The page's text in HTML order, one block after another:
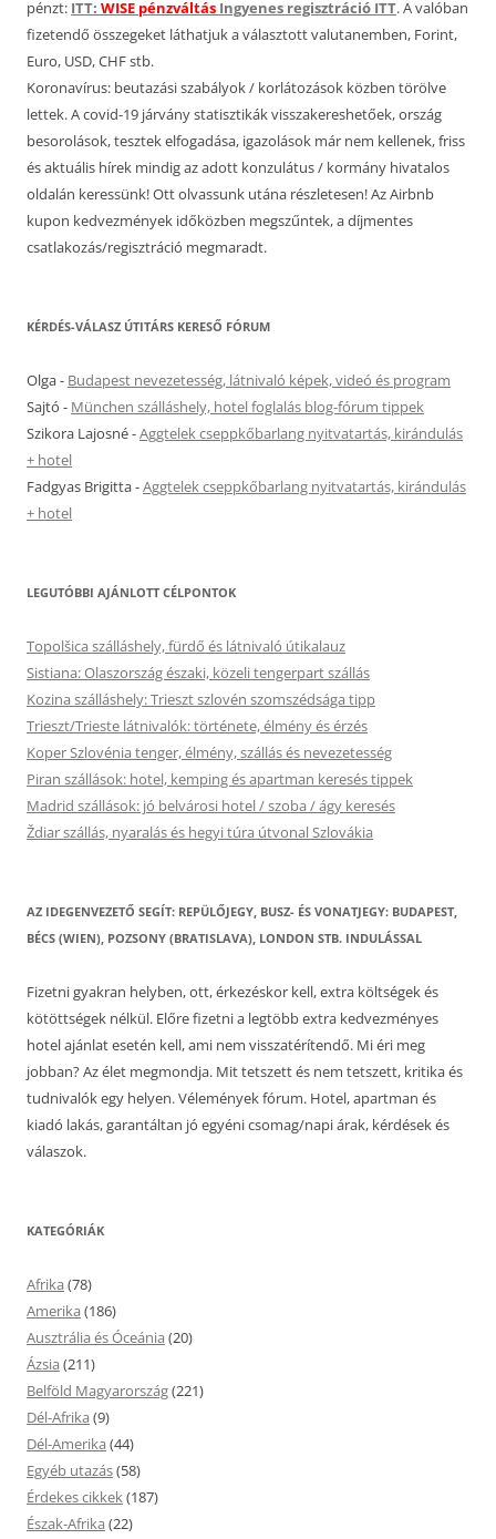
pénzt: ITT: WISE pénzváltás Ingyenes regisztráció ITT. A valóban
fizetendő összegeket láthatjuk a választott valutanemben, Forint,
Euro, USD, CHF stb.
Koronavírus: beutazási szabályok / korlátozások közben törölve
lettek. A covid-19 járvány statisztikák visszakereshetőek, ország
besorolások, tesztek elfogadása, igazolások már nem kellenek, friss
és aktuális hírek mindig az adott konzulátus / kormány hivatalos
oldalán keressünk! Ott olvassunk utána részletesen! Az Airbnb
kupon kedvezmények időközben megszűntek, a díjmentes
csatlakozás/regisztráció megmaradt.
KÉRDÉS-VÁLASZ ÚTITÁRS KERESŐ FÓRUM
Olga- Budapest nevezetesség, látnivaló képek, videó és program
Sajtó - München szálláshely, hotel foglalás blog-fórum tippek
Szikora Lajosné-Aggtelek cseppkőbarlang nyitvatartás, kirándulás
+ hotel
Fadgyas Brigitta-Aggtelek cseppkőbarlang nyitvatartás, kirándulás
+ hotel
LEGUTÓBBI AJÁNLOTT CÉLPONTOK
Topolšica szálláshely, fürdő és látnivaló útikalauz
Sistiana: Olaszország északi, közeli tengerpart szállás
Kozina szálláshely: Trieszt szlovén szomszédsága tipp
Trieszt/Trieste látnivalók: története, élmény és érzés
Koper Szlovénia tenger, élmény, szállás és nevezetesség
Piran szállások: hotel, kemping és apartman keresés tippek
Madrid szállások: jó belvárosi hotel / szoba / ágy keresés
Ždiar szállás, nyaralás és hegyi túra útvonal Szlovákia
AZ IDEGENVEZETŐ SEGÍT: REPÜLŐJEGY, BUSZ- ÉS VONATJEGY: BUDAPEST,
BÉCS (WIEN), POZSONY (BRATISLAVA), LONDON STB. INDULÁSSAL
Fizetni gyakran helyben, ott, érkezéskor kell, extra költségek és
kötöttségek nélkül. Előre fizetni a legtöbb extra kedvezményes
hotel ajánlat esetén kell, ami nem visszatérítendő. Mi éri meg
jobban? Az élet megmondja. Mit tetszett és nem tetszett, kritika és
tudnivalók egy helyen. Vélemények fórum. Hotel, apartman és
kiadó lakás, garantáltan jó egyéni csomag/napi árak, kérdések és
válaszok.
KATEGÓRIÁK
Afrika (78)
Amerika (186)
Ausztrália és Óceánia (20)
Ázsia (211)
Belföld Magyarország(221)
Dél-Afrika (9)
Dél-Amerika (44)
Egyéb utazás(58)
Érdekes cikkek(187)
Észak-Afrika (22)